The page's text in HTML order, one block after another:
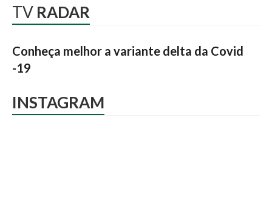
TV RADAR
Conheça melhor a variante delta da Covid
-19
INSTAGRAM